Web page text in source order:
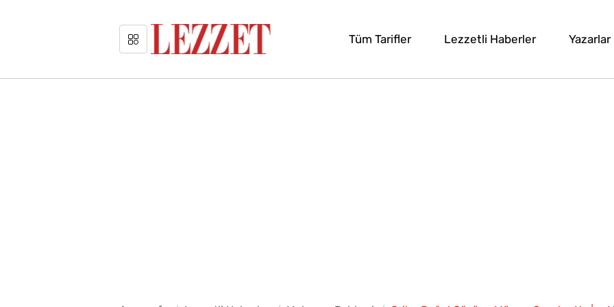
Tüm Tarifler Lezzetli Haberler Yazarlar